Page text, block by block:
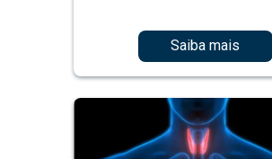
Saiba mais